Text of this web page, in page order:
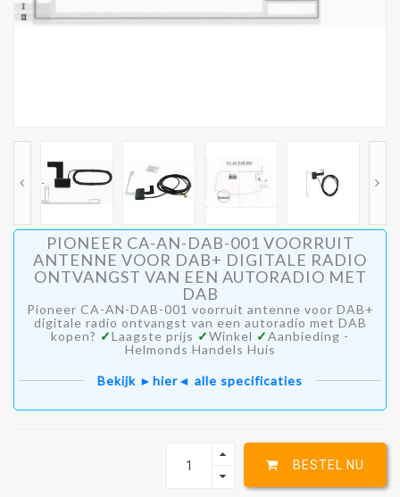
PIONEER CA-AN-DAB-001 VOORRUIT
ANTENNE VOOR DAB+ DIGITALE RADIO
ONTVANGST VAN EEN AUTORADIO MET
DAB
Pioneer CA-AN-DAB-001 voorruit antenne voor DAB+
digitale radio ontvangst van een autoradio met DAB
kopen? ✓Laagste prijs ✓Winkel ✓Aanbieding -
Helmonds Handels Huis
Bekijk ►hier◄ alle specificaties
BESTEL NU